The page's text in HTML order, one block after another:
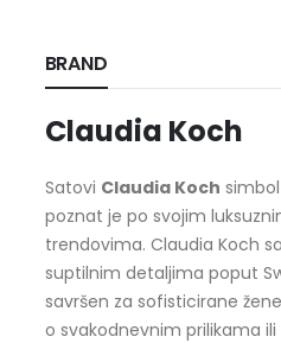
BRAND
Claudia Koch
Satovi Claudia Koch
poznat je po svojim
trendovima. Claudia Koch
suptilnim detaljima poput
savršen za sofisticirane
o svakodnevnim prilikama